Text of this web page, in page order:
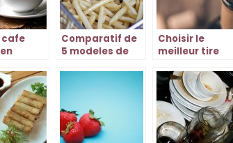
cafe
Comparatif de
5 modeles de
gamme Actifry
Choisir le
meilleur tire
profiter de vos
grands crus